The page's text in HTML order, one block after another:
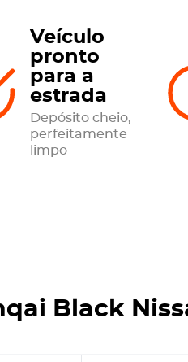
Veículo
pronto
para a
estrada
Depósito cheio,
perfeitamente
limpo
Black